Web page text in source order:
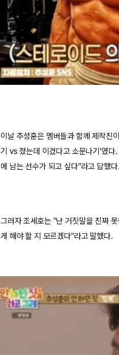
이날 추성훈은 멤버들과 함께 제작진
기 vs 졌는데 이겼다고 소문나기'였다
에 남는 선수가 되고 싶다"라고 답했다.
그러자 조세호는 "난 거짓말을 진짜
게 해야 할 지 모르겠다"라고 말했다.